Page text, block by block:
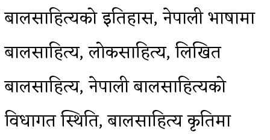
बालसाहित्यको इतिहास, नेपाली भाषामा
बालसाहित्य, लोकसाहित्य, लिखित
बालसाहित्य, नेपाली बालसाहित्यको
विधागत स्थिति, बालसाहित्य कृतिमा